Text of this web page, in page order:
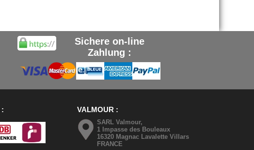
Sichere on-line
Zahlung :
VALMOUR
SARL Valmour,
1 Impasse des Bouleaux
16320 Magnac Lavalette Villars
FRANCE